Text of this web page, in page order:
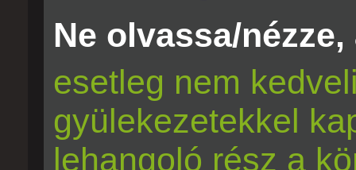
Ne olvassa/nézze,
esetleg nem
gyülekezetekkel
lehangoló rész a